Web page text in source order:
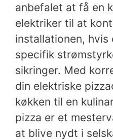
anbefalet at få en
elektriker til at
installationen,
specifik
sikringer. Med
din elektriske
køkken til en
pizza er et
at blive nydt i